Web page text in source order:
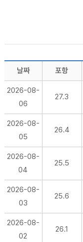
날짜 포항
2026-08-
06
27.3
2026-08-
05
26.4
2026-08-
04
25.5
2026-08-
03
25.6
2026-08-
02
26.1